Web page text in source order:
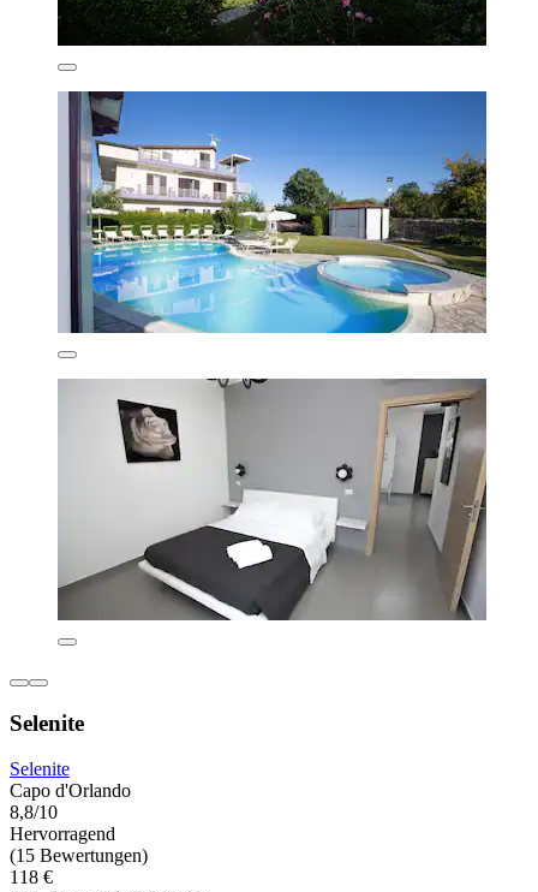
Selenite
Selenite
Capo d'Orlando
8,8/10
Hervorragend
(15 Bewertungen)
118 €